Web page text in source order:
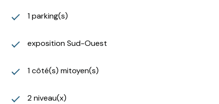
1 parking(s)
exposition Sud-Ouest
1 côté(s) mitoyen(s)
2 niveau(x)